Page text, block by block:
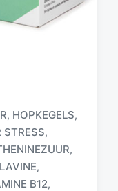
, HOPKEGELS,
STRESS,
,
,
B12,